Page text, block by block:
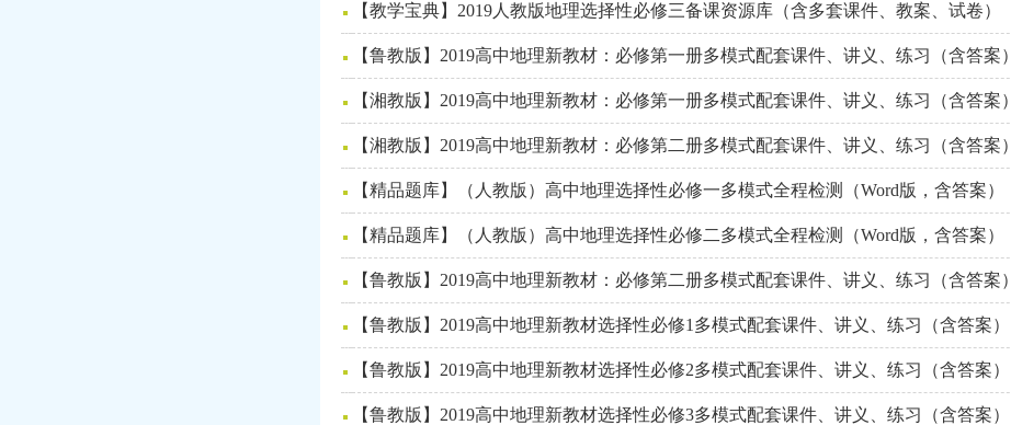
【教学宝典】2019人教版地理选择性必修三备课资源库（含多套课件、教案、试卷）
【鲁教版】2019高中地理新教材：必修第一册多模式配套课件、讲义、练习（含答案）
【湘教版】2019高中地理新教材：必修第一册多模式配套课件、讲义、练习（含答案）
【湘教版】2019高中地理新教材：必修第二册多模式配套课件、讲义、练习（含答案）
【精品题库】（人教版）高中地理选择性必修一多模式全程检测（Word版，含答案）
【精品题库】（人教版）高中地理选择性必修二多模式全程检测（Word版，含答案）
【鲁教版】2019高中地理新教材：必修第二册多模式配套课件、讲义、练习（含答案）
【鲁教版】2019高中地理新教材选择性必修1多模式配套课件、讲义、练习（含答案）
【鲁教版】2019高中地理新教材选择性必修2多模式配套课件、讲义、练习（含答案）
【鲁教版】2019高中地理新教材选择性必修3多模式配套课件、讲义、练习（含答案）